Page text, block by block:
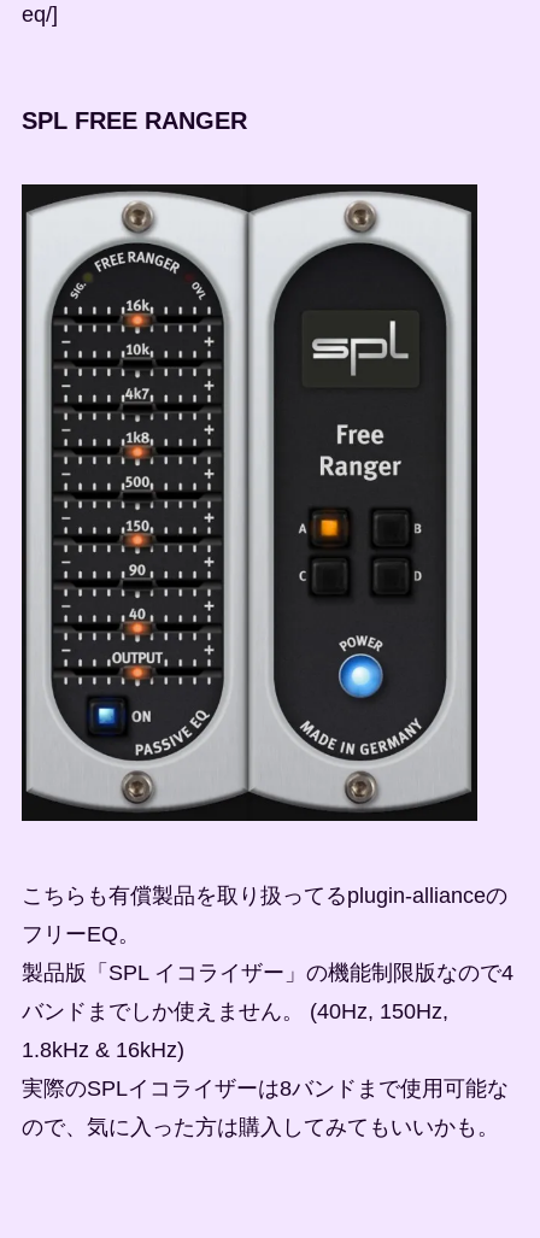
eq/]
SPL FREE RANGER
こちらも有償製品を取り扱ってるplugin-allianceの
フリーEQ。
製品版「SPL イコライザー」の機能制限版なので4
バンドまでしか使えません。 (40Hz, 150Hz,
1.8kHz & 16kHz)
実際のSPLイコライザーは8バンドまで使用可能な
ので、気に入った方は購入してみてもいいかも。